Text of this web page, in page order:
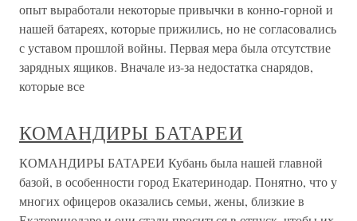
опыт выработали некоторые привычки в конно-горной и
нашей батареях, которые прижились, но не согласовались
с уставом прошлой войны. Первая мера была отсутствие
зарядных ящиков. Вначале из-за недостатка снарядов,
которые все
КОМАНДИРЫ БАТАРЕИ
КОМАНДИРЫ БАТАРЕИ Кубань была нашей главной
базой, в особенности город Екатеринодар. Понятно, что у
многих офицеров оказались семьи, жены, близкие в